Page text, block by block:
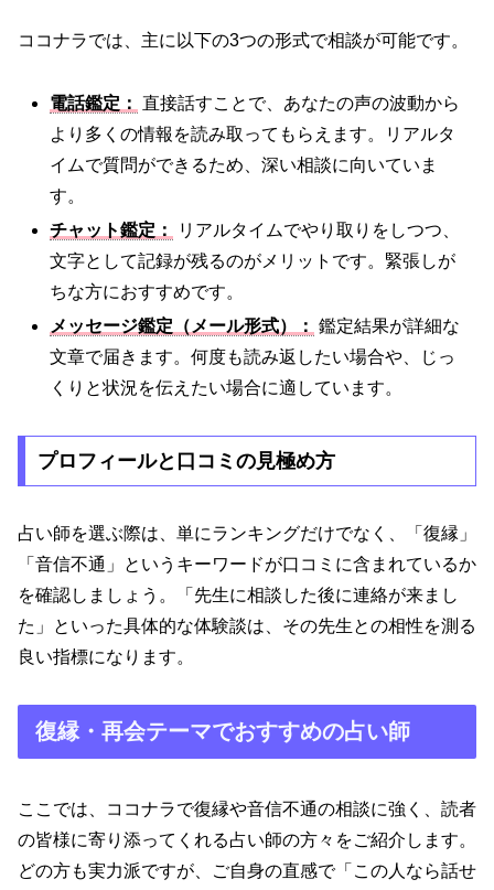
ココナラでは、主に以下の3つの形式で相談が可能です。
電話鑑定： 直接話すことで、あなたの声の波動から
より多くの情報を読み取ってもらえます。リアルタ
イムで質問ができるため、深い相談に向いていま
す。
チャット鑑定：
リアルタイムでやり取りをしつつ、
文字として記録が残るのがメリットです。緊張しが
ちな方におすすめです。
メッセージ鑑定（メール形式）： 鑑定結果が詳細な
文章で届きます。何度も読み返したい場合や、じっ
くりと状況を伝えたい場合に適しています。
プロフィールと口コミの見極め方
占い師を選ぶ際は、単にランキングだけでなく、「復縁」
「音信不通」というキーワードが口コミに含まれているか
を確認しましょう。「先生に相談した後に連絡が来まし
た」といった具体的な体験談は、その先生との相性を測る
良い指標になります。
復縁・再会テーマでおすすめの占い師
ここでは、ココナラで復縁や音信不通の相談に強く、読者
の皆様に寄り添ってくれる占い師の方々をご紹介します。
どの方も実力派ですが、ご自身の直感で「この人なら話せ